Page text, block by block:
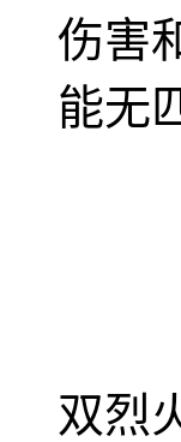
伤害
能无
双烈